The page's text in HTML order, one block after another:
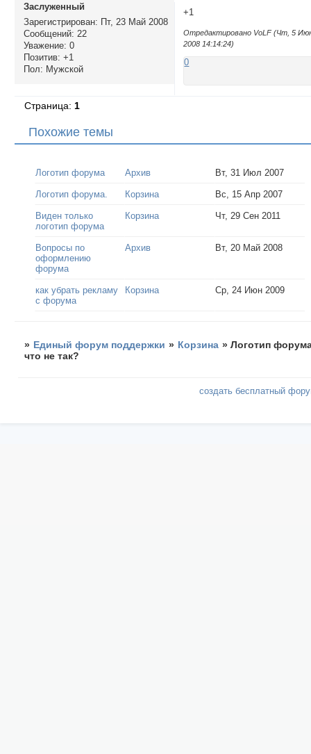
Заслуженный
Зарегистрирован: Пт, 23 Май 2008
Сообщений: 22
Уважение: 0
Позитив: +1
Пол: Мужской
+1
Отредактировано VoLF (Чт, 5
2008 14:14:24)
0
Страница: 1
Похожие темы
Логотип форума Архив Вт, 31 Июл 2007
Логотип форума. Корзина Вс, 15 Апр 2007
Виден только
логотип форума
Корзина Чт, 29 Сен 2011
Вопросы по
оформлению
форума
Архив Вт, 20 Май 2008
как убрать рекламу
с форума
Корзина Ср, 24 Июн 2009
» Единый форум поддержки » Корзина »Логотип
что не так?
создать бесплатный